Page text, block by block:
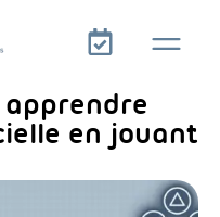
apprendre
en jouant